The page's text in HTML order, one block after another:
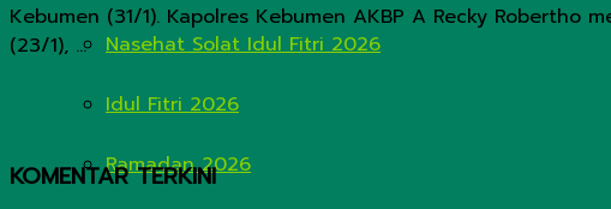
Nasehat Solat Idul Fitri 2026
Idul Fitri 2026
Ramadan 2026
Kebumen (31/1). Kapolres Kebumen AKBP A Recky
(23/1), ...
KOMENTAR TERKINI